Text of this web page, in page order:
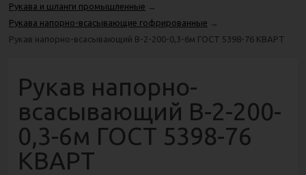
Рукава и шланги промышленные
Рукава напорно-всасывающие гофрированные
Рукав напорно-всасывающий В-2-200-0,3-6м ГОСТ 5398-76 КВАРТ
Рукав напорно-
всасывающий В-2-200-
0,3-6м ГОСТ 5398-76
КВАРТ